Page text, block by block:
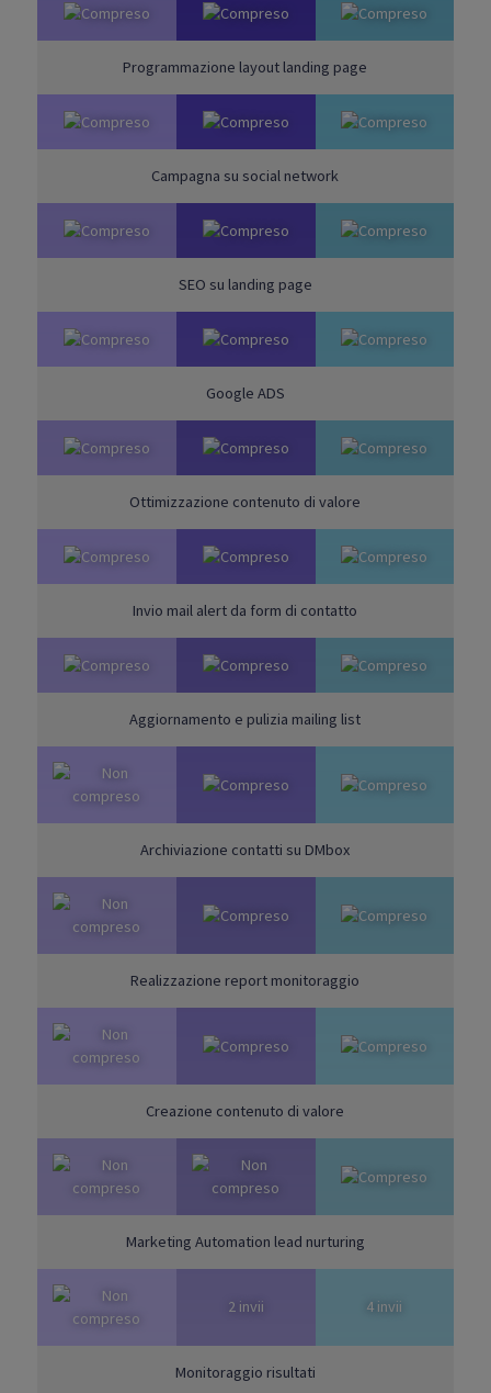
Programmazione layout landing page
Campagna su social network
SEO su landing page
Google ADS
Ottimizzazione contenuto di valore
Invio mail alert da form di contatto
Aggiornamento e pulizia mailing list
Archiviazione contatti su DMbox
Realizzazione report monitoraggio
Creazione contenuto di valore
Marketing Automation lead nurturing
2 invii 4 invii
Monitoraggio risultati